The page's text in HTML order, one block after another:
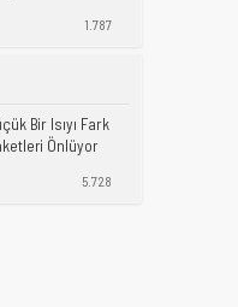
1.787
Bir Isıyı Fark
Önlüyor
5.728